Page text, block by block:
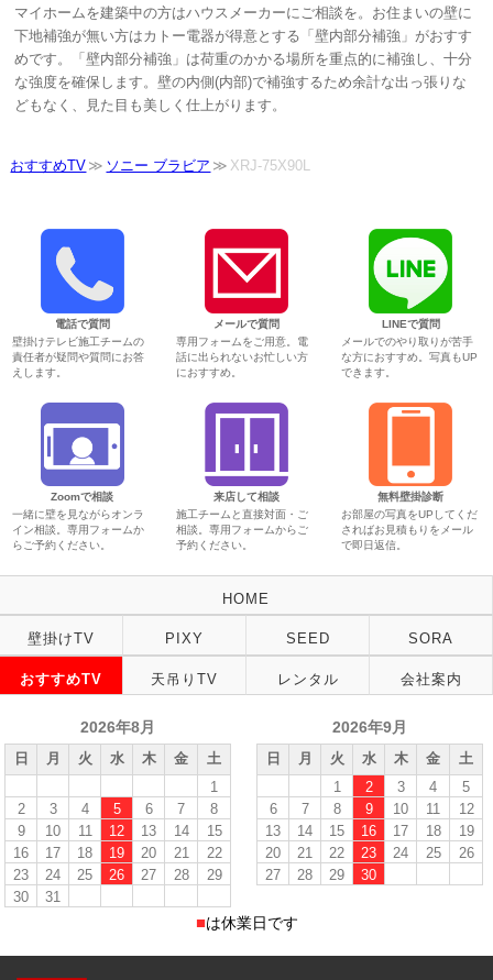
マイホームを建築中の方はハウスメーカーにご相談を。お住まいの壁に
下地補強が無い方はカトー電器が得意とする「壁内部分補強」がおすす
めです。「壁内部分補強」は荷重のかかる場所を重点的に補強し、十分
な強度を確保します。壁の内側(内部)で補強するため余計な出っ張りな
どもなく、見た目も美しく仕上がります。
おすすめTV ソニー ブラビア XRJ-75X90L
電話で質問
壁掛けテレビ施工チームの
責任者が疑問や質問にお答
えします。
メールで質問
専用フォームをご用意。電
話に出られないお忙しい方
におすすめ。
LINEで質問
メールでのやり取りが苦手
な方におすすめ。写真もUP
できます。
Zoomで相談
一緒に壁を見ながらオンラ
イン相談。専用フォームか
らご予約ください。
来店して相談
施工チームと直接対面・ご
相談。専用フォームからご
予約ください。
無料壁掛診断
お部屋の写真をUPしてくだ
さればお見積もりをメール
で即日返信。
HOME
壁掛けTV PIXY SEED SORA
おすすめTV 天吊りTV レンタル 会社案内
2026年8月
日 月 火 水 木 金
土
1
2
3 4 5 6 7
8
9
10 11 12 13 14
15
16
17 18 19 20 21
22
23
24 25 26 27 28
29
30
31
2026年9月
日 月 火 水 木 金
土
1
2 3 4
5
6
7 8 9 10 11
12
13
14 15 16 17 18
19
20
21 22 23 24 25
26
27
28 29 30
■は休業日です